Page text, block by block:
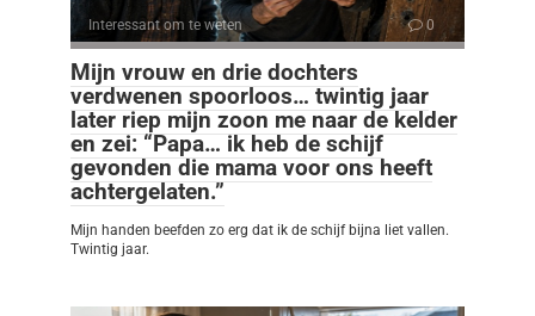
Interessant om te weten 0
Mijn vrouw en drie dochters
verdwenen spoorloos… twintig jaar
later riep mijn zoon me naar de kelder
en zei: “Papa… ik heb de schijf
gevonden die mama voor ons heeft
achtergelaten.”
Mijn handen beefden zo erg dat ik de schijf bijna liet vallen.
Twintig jaar.